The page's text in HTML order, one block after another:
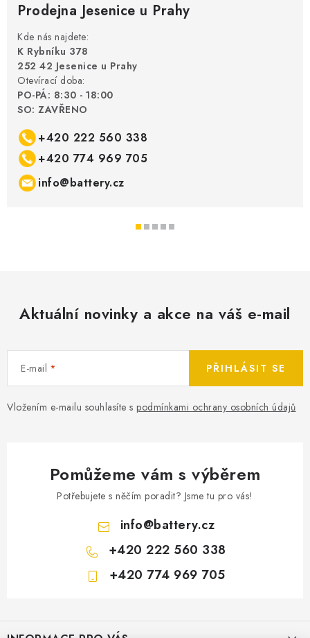
Prodejna Jesenice u Prahy
Kde nás najdete:
K Rybníku 378
252 42 Jesenice u Prahy
Otevírací doba:
PO-PÁ: 8:30 - 18:00
SO: ZAVŘENO
+420 222 560 338
+420 774 969 705
info@battery.cz
Aktuální novinky a akce na váš e-mail
E-mail
Vložením e-mailu souhlasíte s podmínkami ochrany osobních údajů
PŘIHLÁSIT SE
Pomůžeme vám s výběrem
Potřebujete s něčím poradit? Jsme tu pro vás!
info@battery.cz
+420 222 560 338
+420 774 969 705